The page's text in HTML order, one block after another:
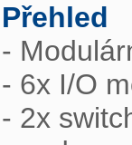
Přehled
-
- 6x I/O
- 2x